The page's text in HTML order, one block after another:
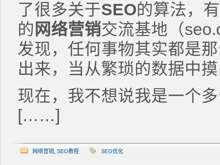
了很多关于SEO的算法，
的 网络营销交流基地（
发现，任何事物其实都是
出来，当从繁琐的数据中
现在，我不想说我是一个
[……]
网络营销 SEO教程 SEO优化